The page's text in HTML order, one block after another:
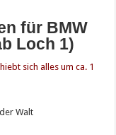
für BMW
Loch 1)
sich alles um ca. 1
Walt